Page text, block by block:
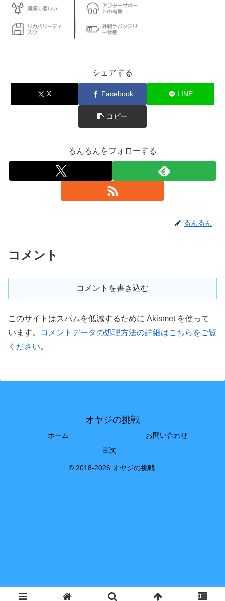
シェアする
X Facebook LINE
コピー
るんるんをフォローする
るんるん
コメント
コメントを書き込む
このサイトはスパムを低減するために Akismet を使って
います。
コメントデータの処理方法の詳細はこちらをご覧
ください。
オヤジの挑戦
ホーム
お問い合わせ
目次
© 2018-2026 オヤジの挑戦.